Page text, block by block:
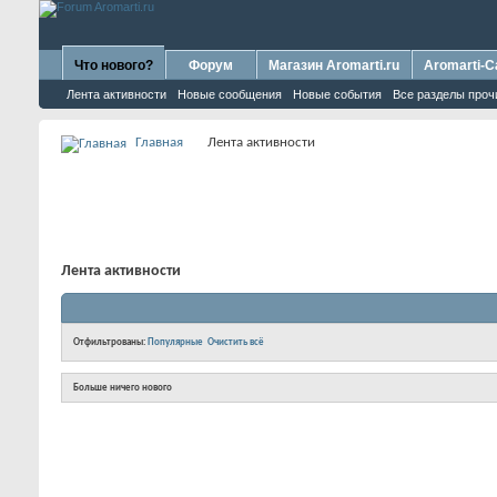
Что нового?
Лента активности Новые сообщения Новые события Все разделы
Форум Магазин Aromarti.ru Aromarti-
Главная Лента активности
Лента активности
Отфильтрованы: Популярные Очистить всё
Больше ничего нового